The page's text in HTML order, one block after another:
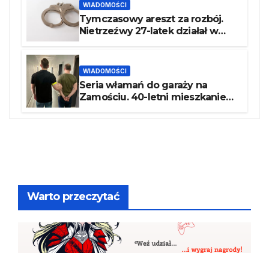
WIADOMOŚCI
Tymczasowy areszt za rozbój.
Nietrzeźwy 27-latek działał w
WIADOMOŚCI
Seria włamań do garaży na
Zamościu. 40-letni mieszkaniec
Warto przeczytać